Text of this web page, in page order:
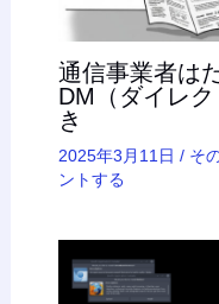
通信事業者は
DM（ダイレ
き
2025年3月11日 / そ
ントする